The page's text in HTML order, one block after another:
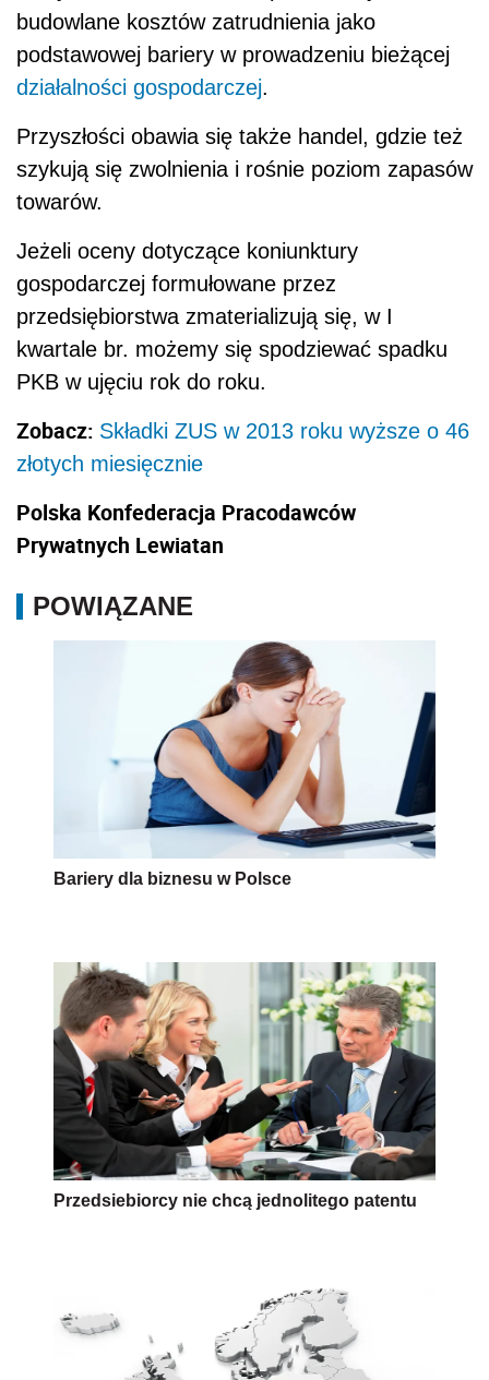
budowlane kosztów zatrudnienia jako
podstawowej bariery w prowadzeniu bieżącej
działalności gospodarczej.
Przyszłości obawia się także handel, gdzie też
szykują się zwolnienia i rośnie poziom zapasów
towarów.
Jeżeli oceny dotyczące koniunktury
gospodarczej formułowane przez
przedsiębiorstwa zmaterializują się, w I
kwartale br. możemy się spodziewać spadku
PKB w ujęciu rok do roku.
Zobacz: Składki ZUS w 2013 roku wyższe o 46
złotych miesięcznie
Polska Konfederacja Pracodawców
Prywatnych Lewiatan
POWIĄZANE
Bariery dla biznesu w Polsce
Przedsiebiorcy nie chcą jednolitego patentu